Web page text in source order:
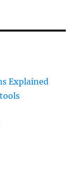
Explained